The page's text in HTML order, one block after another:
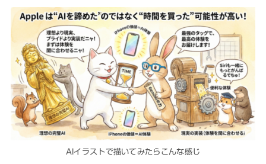
AIイラストで描いてみたらこんな感じ